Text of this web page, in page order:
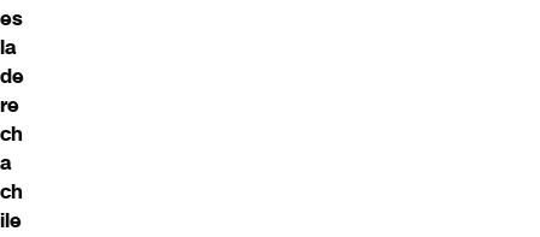
es
la
de
re
ch
a
ch
ile